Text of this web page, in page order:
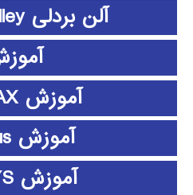
آلن بردلی Allen bradley
آموزش 3D MAX
آموزش abaqus
آموزش ANSYS